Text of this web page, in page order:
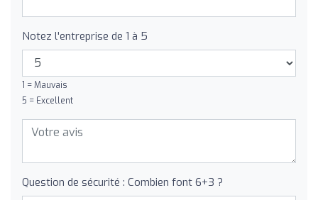
Notez l'entreprise de 1 à 5
1 = Mauvais
5 = Excellent
Question de sécurité : Combien font 6+3 ?